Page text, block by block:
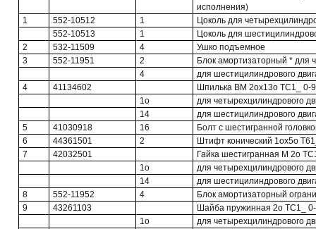
исполнения)
1
552-10512 1
Цоколь для
552-10513
1
Цоколь для
2
532-11509 4
Ушко подъемное
3
552-11951 2
Блок амортизаторный * для
4
для шестицилиндрового
4
41134602
Шпилька ВМ 2ох13о ТС1_ 0-
1о
для четырехцилиндрового
14
для шестицилиндрового
5
41030918 16
Болт с шестигранной
6
44361501 2
Штифт конический 1ох5о
7
42032501
Гайка шестигранная М 2о
1о
для четырехцилиндрового
14
для шестицилиндрового
8
552-11952 4
Блок амортизаторный
9
43261103
Шайба пружинная 2о ТС1_
1о
для четырехцилиндрового